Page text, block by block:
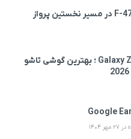
بررسی Galaxy Z Fold8 Ultra ؛ بهترین گوشی تاشو